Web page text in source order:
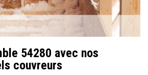
54280 avec nos
couvreurs